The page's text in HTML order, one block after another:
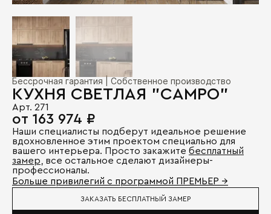
Бессрочная гарантия | Собственное производство
КУХНЯ СВЕТЛАЯ "CAMPO"
Арт. 271
от 163 974 ₽
Наши специалисты подберут идеальное решение
вдохновленное этим проектом специально для
вашего интерьера. Просто закажите бесплатный
замер , все остальное сделают дизайнеры-
профессионалы.
Больше привилегий с программой ПРЕМЬЕР →
ЗАКАЗАТЬ БЕСПЛАТНЫЙ ЗАМЕР